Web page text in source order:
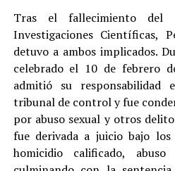
Tras el fallecimiento del
Investigaciones Científicas,
detuvo a ambos implicados.
celebrado el 10 de febrero
admitió su
tribunal de control y fue
por abuso sexual y otros
fue derivada a juicio bajo
homicidio calificado,